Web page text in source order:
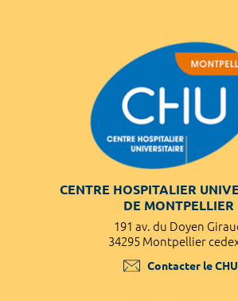
CENTRE HOSPITALIER
DE MONTPELLIER
191 av. du Doyen
34295 Montpellier
Contacter le CHU